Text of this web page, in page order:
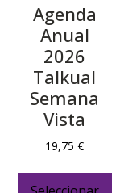
Agenda
Anual
2026
Talkual
Semana
Vista
19,75€